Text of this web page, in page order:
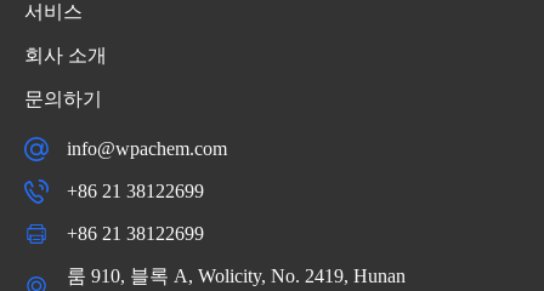
서비스
회사 소개
문의하기
info@wpachem.com
+86 21 38122699
+86 21 38122699
룸 910, 블록 A, Wolicity, No. 2419, Hunan